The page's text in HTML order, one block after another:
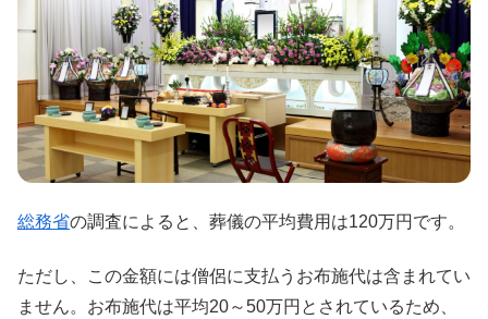
総務省の調査によると、葬儀の平均費用は120万円です。
ただし、この金額には僧侶に支払うお布施代は含まれてい
ません。お布施代は平均20～50万円とされているため、